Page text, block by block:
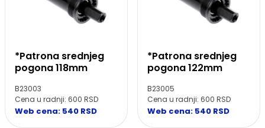
*Patrona srednjeg
pogona 118mm
B23003
Cena u radnji: 600 RSD
Web cena: 540 RSD
*Patrona srednjeg
pogona 122mm
B23005
Cena u radnji: 600 RSD
Web cena: 540 RSD